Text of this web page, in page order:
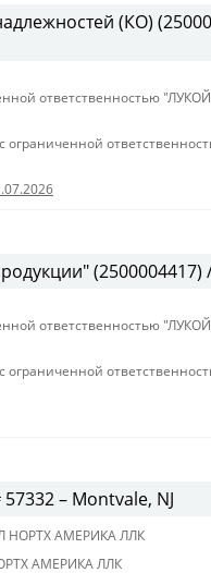
(КО)
ответственностью
ограниченной
(2500004417)
ответственностью
ограниченной
– Montvale, NJ
НОРТХ АМЕРИКА ЛЛК
АМЕРИКА ЛЛК